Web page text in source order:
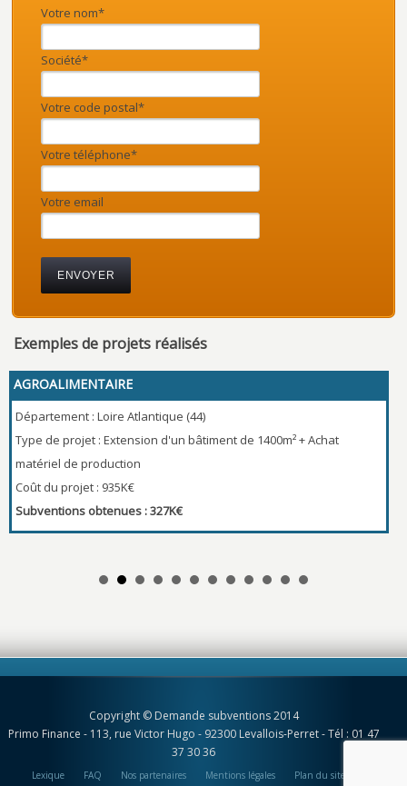
Votre nom*
Société*
Votre code postal*
Votre téléphone*
Votre email
Exemples de projets réalisés
AGROALIMENTAIRE
Département : Loire Atlantique (44)
Type de projet : Extension d'un bâtiment de 1400m² + Achat
matériel de production
Coût du projet : 935K€
Subventions obtenues : 327K€
Copyright © Demande subventions 2014
Primo Finance - 113, rue Victor Hugo - 92300 Levallois-Perret - Tél : 01 47
37 30 36
Lexique FAQ Nos partenaires Mentions légales Plan du site